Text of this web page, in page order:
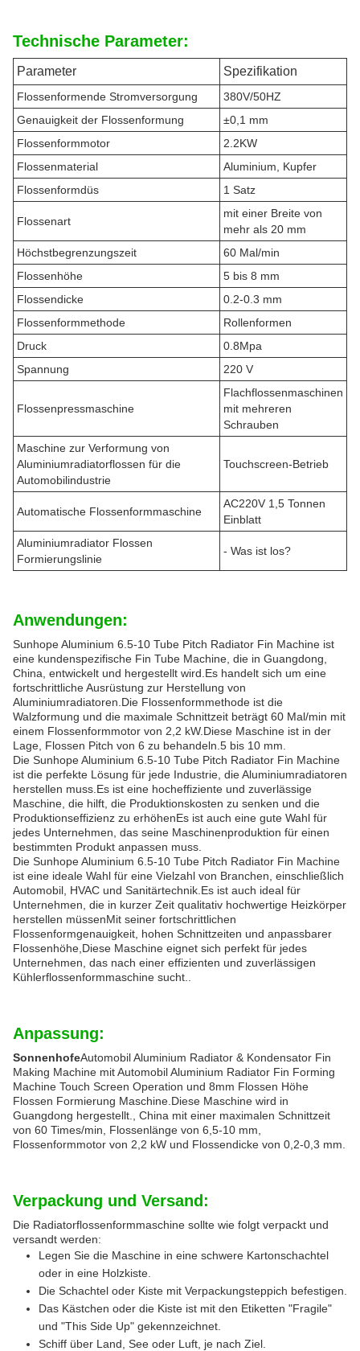
Technische Parameter:
Parameter Spezifikation
Flossenformende Stromversorgung
380V/50HZ
Genauigkeit der Flossenformung
±0,1 mm
Flossenformmotor
2.2KW
Flossenmaterial
Aluminium, Kupfer
Flossenformdüs
1 Satz
Flossenart
mit einer Breite von
mehr als 20 mm
Höchstbegrenzungszeit
60 Mal/min
Flossenhöhe
5 bis 8 mm
Flossendicke
0.2-0.3 mm
Flossenformmethode
Rollenformen
Druck
0.8Mpa
Spannung
220 V
Flossenpressmaschine
Flachflossenmaschinen
mit mehreren
Schrauben
Maschine zur Verformung von
Aluminiumradiatorflossen für die
Automobilindustrie
Touchscreen-Betrieb
Automatische Flossenformmaschine
AC220V 1,5 Tonnen
Einblatt
Aluminiumradiator Flossen
Formierungslinie
- Was ist los?
Anwendungen:
Sunhope Aluminium 6.5-10 Tube Pitch Radiator Fin Machine ist
eine kundenspezifische Fin Tube Machine, die in Guangdong,
China, entwickelt und hergestellt wird.Es handelt sich um eine
fortschrittliche Ausrüstung zur Herstellung von
Aluminiumradiatoren.Die Flossenformmethode ist die
Walzformung und die maximale Schnittzeit beträgt 60 Mal/min mit
einem Flossenformmotor von 2,2 kW.Diese Maschine ist in der
Lage, Flossen Pitch von 6 zu behandeln.5 bis 10 mm.
Die Sunhope Aluminium 6.5-10 Tube Pitch Radiator Fin Machine
ist die perfekte Lösung für jede Industrie, die Aluminiumradiatoren
herstellen muss.Es ist eine hocheffiziente und zuverlässige
Maschine, die hilft, die Produktionskosten zu senken und die
Produktionseffizienz zu erhöhenEs ist auch eine gute Wahl für
jedes Unternehmen, das seine Maschinenproduktion für einen
bestimmten Produkt anpassen muss.
Die Sunhope Aluminium 6.5-10 Tube Pitch Radiator Fin Machine
ist eine ideale Wahl für eine Vielzahl von Branchen, einschließlich
Automobil, HVAC und Sanitärtechnik.Es ist auch ideal für
Unternehmen, die in kurzer Zeit qualitativ hochwertige Heizkörper
herstellen müssenMit seiner fortschrittlichen
Flossenformgenauigkeit, hohen Schnittzeiten und anpassbarer
Flossenhöhe,Diese Maschine eignet sich perfekt für jedes
Unternehmen, das nach einer effizienten und zuverlässigen
Kühlerflossenformmaschine sucht..
Anpassung:
SonnenhofeAutomobil Aluminium Radiator & Kondensator Fin
Making Machine mit Automobil Aluminium Radiator Fin Forming
Machine Touch Screen Operation und 8mm Flossen Höhe
Flossen Formierung Maschine.Diese Maschine wird in
Guangdong hergestellt., China mit einer maximalen Schnittzeit
von 60 Times/min, Flossenlänge von 6,5-10 mm,
Flossenformmotor von 2,2 kW und Flossendicke von 0,2-0,3 mm.
Verpackung und Versand:
Die Radiatorflossenformmaschine sollte wie folgt verpackt und
versandt werden:
Legen Sie die Maschine in eine schwere Kartonschachtel
oder in eine Holzkiste.
Die Schachtel oder Kiste mit Verpackungsteppich befestigen.
Das Kästchen oder die Kiste ist mit den Etiketten "Fragile"
und "This Side Up" gekennzeichnet.
Schiff über Land, See oder Luft, je nach Ziel.